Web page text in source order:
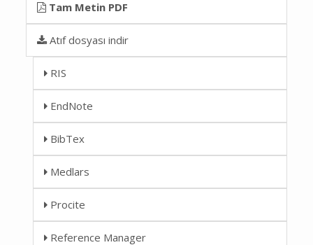
Tam Metin PDF
Atıf dosyası indir
RIS
EndNote
BibTex
Medlars
Procite
Reference Manager